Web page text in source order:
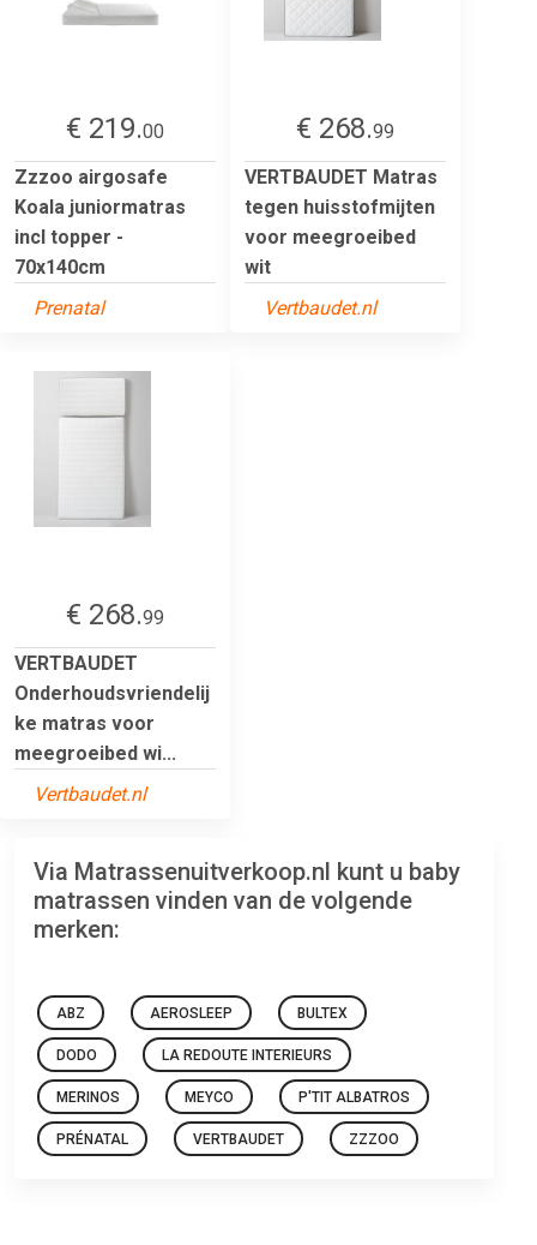
€ 219.00
Zzzoo airgosafe
Koala juniormatras
incl topper -
70x140cm
Prenatal
€ 268.99
VERTBAUDET Matras
tegen huisstofmijten
voor meegroeibed
wit
Vertbaudet.nl
€ 268.99
VERTBAUDET
Onderhoudsvriendelij
ke matras voor
meegroeibed wi...
Vertbaudet.nl
Via Matrassenuitverkoop.nl kunt u baby
matrassen vinden van de volgende
merken:
ABZ AEROSLEEP BULTEX
DODO LA REDOUTE INTERIEURS
MERINOS MEYCO P'TIT ALBATROS
PRÉNATAL VERTBAUDET ZZZOO